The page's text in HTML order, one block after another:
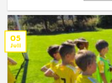
05
Juli